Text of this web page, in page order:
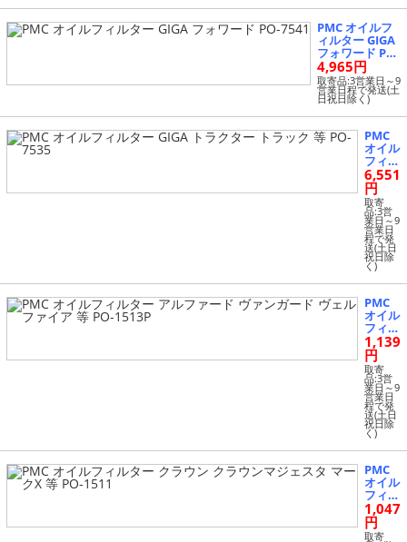
PMC オイルフ
ィルター GIGA
フォワード PO-
7541
4,965円
取寄品:3営業日～9
営業日程で発送(土
日祝日除く)
PMC
オイル
フィル
ター G
IGA ト
ラクタ
ー ト
ラック
等 PO-
7535
6,551
円
取寄
品:3営
業日～9
営業日
程で発
送(土日
祝日除
く)
PMC
オイル
フィル
ター
アルフ
ァード
ヴァン
ガード
ヴェル
ファイ
ア 等 P
O-151
3P
1,139
円
取寄
品:3営
業日～9
営業日
程で発
送(土日
祝日除
く)
PMC
オイル
フィル
ター
クラウ
ン ク
1,047
円
取寄